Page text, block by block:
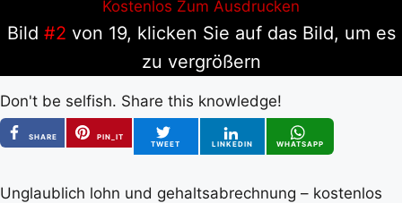
Bild #2 von 19, klicken Sie auf das Bild, um es
zu vergrößern
Don't be selfish. Share this knowledge!
SHARE
PIN_IT
TWEET
LINKEDIN WHATSAPP
Unglaublich lohn und gehaltsabrechnung – kostenlos